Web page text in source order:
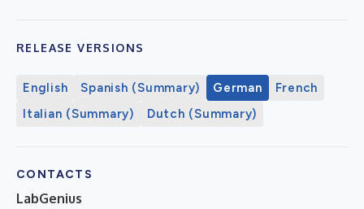
RELEASE VERSIONS
English Spanish (Summary) German
French
Italian (Summary)
Dutch (Summary)
CONTACTS
LabGenius